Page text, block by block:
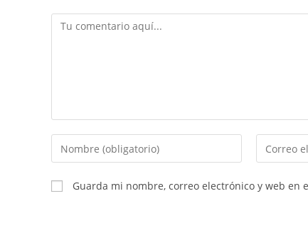
Comentario
Introduce
tu
nombre
o
Introduce
tu
de
Guarda mi nombre, correo electrónico y web en